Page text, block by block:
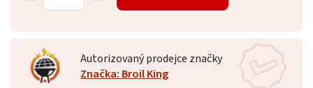
Autorizovaný prodejce značky
Značka: Broil King